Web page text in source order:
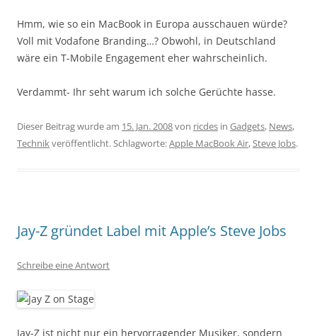
Hmm, wie so ein MacBook in Europa ausschauen würde?
Voll mit Vodafone Branding…? Obwohl, in Deutschland
wäre ein T-Mobile Engagement eher wahrscheinlich.
Verdammt- Ihr seht warum ich solche Gerüchte hasse.
Dieser Beitrag wurde am 15. Jan. 2008von ricdes in Gadgets, News,
Technikveröffentlicht. Schlagworte:Apple MacBook Air,Steve Jobs.
Jay-Z gründet Label mit Apple’s Steve Jobs
Schreibe eine Antwort
Jay-Z ist nicht nur ein hervorragender Musiker, sondern